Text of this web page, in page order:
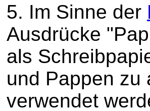
5. Im Sinne der
Ausdrücke
als
und Pappen zu
verwendet